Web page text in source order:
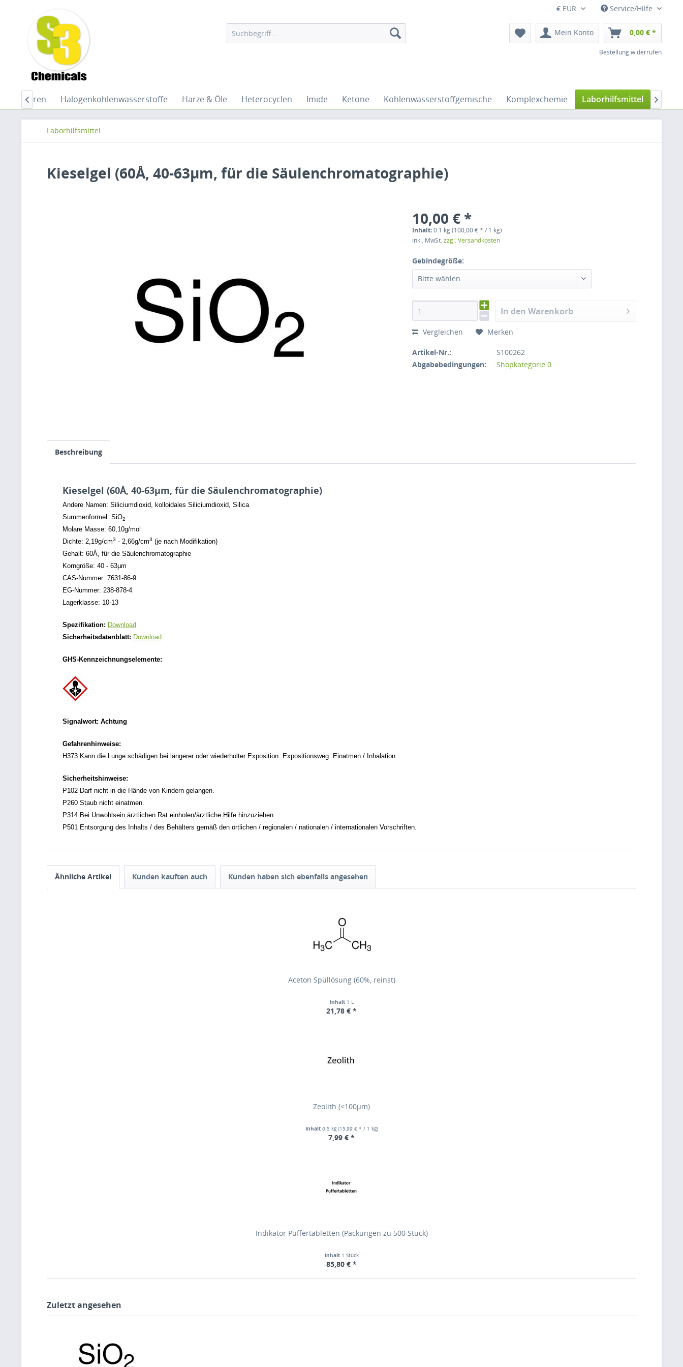
€ EUR Service/Hilfe
Mein Konto 0,00 € *
Bestellung widerrufen
Halogenkohlenwasserstoffe Harze & Öle Heterocyclen Imide Ketone Kohlenwasserstoffgemische Komplexchemie Laborhilfsmittel
 
Laborhilfsmittel
Kieselgel (60Å, 40-63µm, für die Säulenchromatographie)
10,00 € *
Inhalt:0.1 kg (100,00 € * / 1 kg)
inkl. MwSt.zzgl. Versandkosten
Gebindegröße:
Bitte wählen
In den Warenkorb
Vergleichen Merken
Artikel-Nr.:
S100262
Abgabebedingungen:
Shopkategorie 0
Beschreibung
Kieselgel (60Å, 40-63µm, für die Säulenchromatographie)
Andere Namen: Siliciumdioxid, kolloidales Siliciumdioxid, Silica
Summenformel: SiO2
Molare Masse: 60,10g/mol
Dichte: 2,19g/cm3 - 2,66g/cm3 (je nach Modifikation)
Gehalt: 60Å, für die Säulenchromatographie
Korngröße: 40 - 63µm
CAS-Nummer: 7631-86-9
EG-Nummer: 238-878-4
Lagerklasse: 10-13
Spezifikation: Download
Sicherheitsdatenblatt: Download
GHS-Kennzeichnungselemente:
Signalwort: Achtung
Gefahrenhinweise:
H373 Kann die Lunge schädigen bei längerer oder wiederholter Exposition. Expositionsweg: Einatmen / Inhalation.
Sicherheitshinweise:
P102 Darf nicht in die Hände von Kindern gelangen.
P260 Staub nicht einatmen.
P314 Bei Unwohlsein ärztlichen Rat einholen/ärztliche Hilfe hinzuziehen.
P501 Entsorgung des Inhalts / des Behälters gemäß den örtlichen / regionalen / nationalen / internationalen Vorschriften.
Ähnliche Artikel Kunden kauften auch Kunden haben sich ebenfalls angesehen
Aceton Spüllösung (60%, reinst)
Inhalt 1 L
21,78 € *
Zeolith (<100µm)
Inhalt 0.5 kg(15,99 € * / 1 kg)
7,99 € *
Indikator Puffertabletten (Packungen zu 500 Stück)
Inhalt 1 Stück
85,80 € *
Zuletzt angesehen